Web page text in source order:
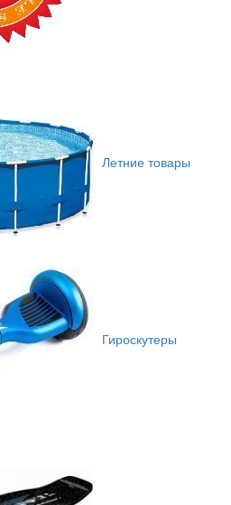
Летние товары
Гироскутеры